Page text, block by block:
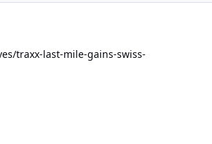
traxx-last-mile-gains-swiss-